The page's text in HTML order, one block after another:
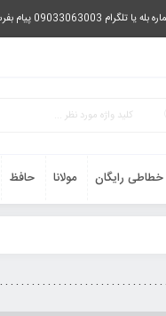
نظر خود را دریافت نمایید.
خطاطی رایگان مولانا حافظ